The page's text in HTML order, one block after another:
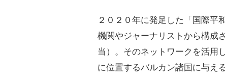
２０２０年に発足した「国際平
機関やジャーナリストから構成
当）。そのネットワークを活用
に位置するバルカン諸国に与え